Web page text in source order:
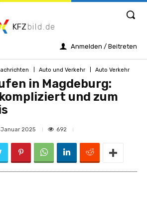
KFZ bild.de
Anmelden / Beitreten
Auto und Verkehr Auto Verkehr
in Magdeburg:
und zum
Januar 2025 692